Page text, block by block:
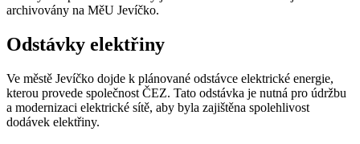
archivovány na MěU Jevíčko.
Odstávky elektřiny
Ve městě Jevíčko dojde k plánované odstávce elektrické energie,
kterou provede společnost ČEZ. Tato odstávka je nutná pro údržbu
a modernizaci elektrické sítě, aby byla zajištěna spolehlivost
dodávek elektřiny.